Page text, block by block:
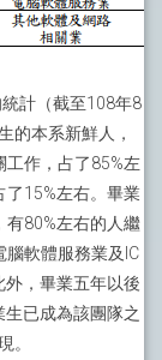
計（截至108年8
的本系新鮮人，
工作，占了85%左
了15%左右。畢業
有80%左右的人繼
軟體服務業及IC
，畢業五年以後
已成為該團隊之
。